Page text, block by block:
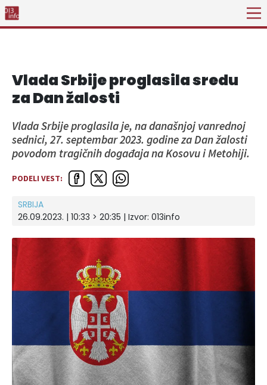
Vlada Srbije proglasila sredu
za Dan žalosti
Vlada Srbije proglasila je, na današnjoj vanrednoj
sednici, 27. septembar 2023. godine za Dan žalosti
povodom tragičnih događaja na Kosovu i Metohiji.
PODELI VEST:
SRBIJA
26.09.2023. | 10:33 > 20:35 | Izvor: 013info